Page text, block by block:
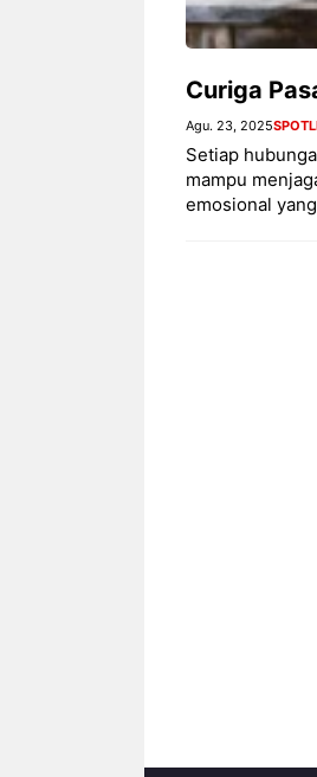
Curiga
Agu. 23, 2025
Setiap
mampu
emosional yang